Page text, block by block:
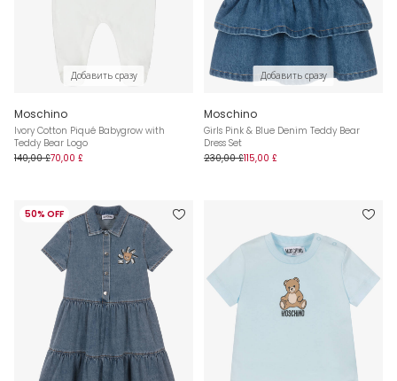
Добавить сразу
Moschino
Ivory Cotton Piqué Babygrow with
Teddy Bear Logo
140,00 £70,00 £
Добавить сразу
Moschino
Girls Pink & Blue Denim Teddy Bear
Dress Set
230,00 £115,00 £
50% OFF